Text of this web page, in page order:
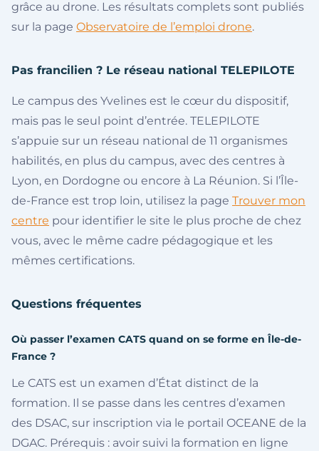
grâce au drone. Les résultats complets sont publiés
sur la page Observatoire de l’emploi drone.
Pas francilien ? Le réseau national TELEPILOTE
Le campus des Yvelines est le cœur du dispositif,
mais pas le seul point d’entrée. TELEPILOTE
s’appuie sur un réseau national de 11 organismes
habilités, en plus du campus, avec des centres à
Lyon, en Dordogne ou encore à La Réunion. Si l’Île-
de-France est trop loin, utilisez la page Trouver mon
centre pour identifier le site le plus proche de chez
vous, avec le même cadre pédagogique et les
mêmes certifications.
Questions fréquentes
Où passer l’examen CATS quand on se forme en Île-de-
France ?
Le CATS est un examen d’État distinct de la
formation. Il se passe dans les centres d’examen
des DSAC, sur inscription via le portail OCEANE de la
DGAC. Prérequis : avoir suivi la formation en ligne